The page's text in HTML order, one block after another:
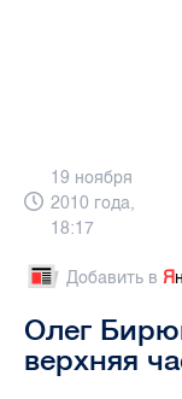
19 ноября
2010 года,
18:17
Добавить в Я
Олег
верхняя